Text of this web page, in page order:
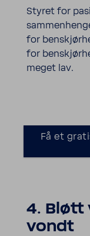
Styret for
for
for
meget lav.
Få et
4. Bløtt
vondt